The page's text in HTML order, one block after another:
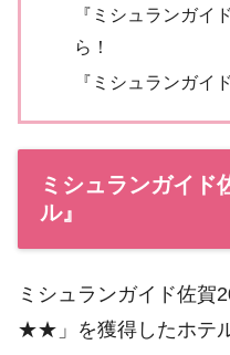
『ミシュランガイ
ら！
『ミシュランガイ
ミシュランガイド
ル』
ミシュランガイド佐賀
★★」を獲得したホテ